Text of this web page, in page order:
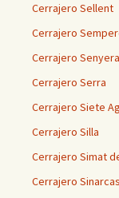
Cerrajero Sellent
Cerrajero
Cerrajero Senyera
Cerrajero Serra
Cerrajero Siete
Cerrajero Silla
Cerrajero Simat
Cerrajero Sinarcas